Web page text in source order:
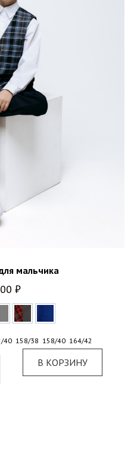
мальчика
₽
40 158/38 158/40 164/42
В КОРЗИНУ